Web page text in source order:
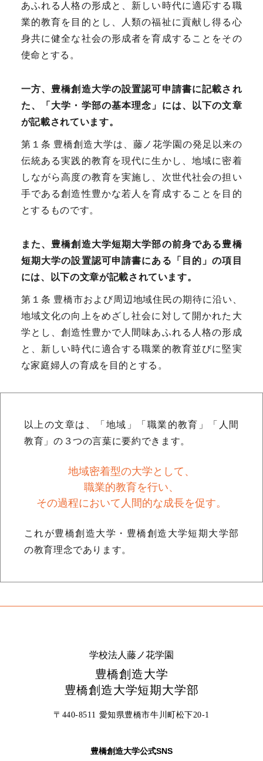
あふれる人格の形成と、新しい時代に適応する職
業的教育を目的とし、人類の福祉に貢献し得る心
身共に健全な社会の形成者を育成することをその
使命とする。
一方、豊橋創造大学の設置認可申請書に記載され
た、「大学・学部の基本理念」には、以下の文章
が記載されています。
第１条 豊橋創造大学は、藤ノ花学園の発足以来の
伝統ある実践的教育を現代に生かし、地域に密着
しながら高度の教育を実施し、次世代社会の担い
手である創造性豊かな若人を育成することを目的
とするものです。
また、豊橋創造大学短期大学部の前身である豊橋
短期大学の設置認可申請書にある「目的」の項目
には、以下の文章が記載されています。
第１条 豊橋市および周辺地域住民の期待に沿い、
地域文化の向上をめざし社会に対して開かれた大
学とし、創造性豊かで人間味あふれる人格の形成
と、新しい時代に適合する職業的教育並びに堅実
な家庭婦人の育成を目的とする。
以上の文章は、「地域」「職業的教育」「人間
教育」の３つの言葉に要約できます。
地域密着型の大学として、
職業的教育を行い、
その過程において人間的な成長を促す。
これが豊橋創造大学・豊橋創造大学短期大学部
の教育理念であります。
学校法人藤ノ花学園
豊橋創造大学
豊橋創造大学短期大学部
〒440-8511 愛知県豊橋市牛川町松下20-1
豊橋創造大学公式SNS